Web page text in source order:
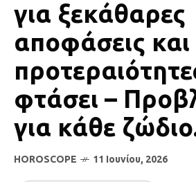
για ξεκάθαρες
αποφάσεις και
φτάσει –
για κάθε
HOROSCOPE 11 Ιουνίου, 2026